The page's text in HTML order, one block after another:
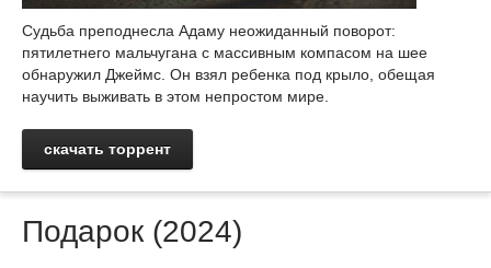
Судьба преподнесла Адаму неожиданный поворот:
пятилетнего мальчугана с массивным компасом на шее
обнаружил Джеймс. Он взял ребенка под крыло, обещая
научить выживать в этом непростом мире.
скачать торрент
Подарок (2024)